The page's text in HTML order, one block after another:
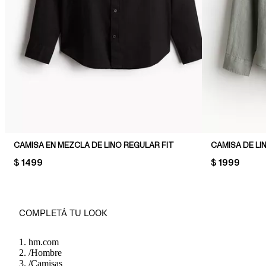
CAMISA EN MEZCLA DE LINO REGULAR FIT
PRICE:
$ 1499
CAMISA DE
PRICE:
$ 1999
COMPLETÁ TU LOOK
hm.com
/Hombre
/Camisas